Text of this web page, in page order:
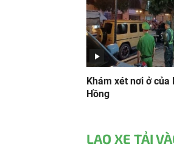
Khám xét nơi ở của
Hồng
LAO XE TẢI